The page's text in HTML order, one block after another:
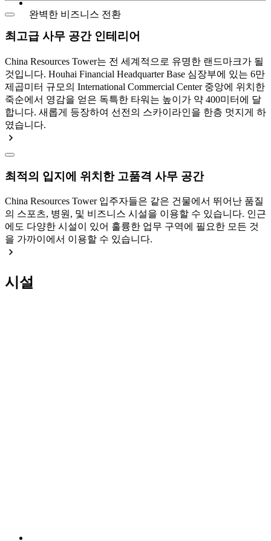
완벽한 비즈니스 전환
최고급 사무 공간 인테리어
China Resources Tower는 전 세계적으로 유명한 랜드마크가 될
것입니다. Houhai Financial Headquarter Base 심장부에 있는 6만
제곱미터 규모의 International Commercial Center 중앙에 위치한
죽순에서 영감을 얻은 독특한 타워는 높이가 약 400미터에 달
합니다. 새롭게 등장하여 선전의 스카이라인을 한층 멋지게 하
였습니다.
최적의 입지에 위치한 고품격 사무 공간
China Resources Tower 입주자들은 같은 건물에서 뛰어난 품질
의 스포츠, 병원, 및 비즈니스 시설을 이용할 수 있습니다. 인근
에도 다양한 시설이 있어 훌륭한 업무 구역에 필요한 모든 것
을 가까이에서 이용할 수 있습니다.
시설